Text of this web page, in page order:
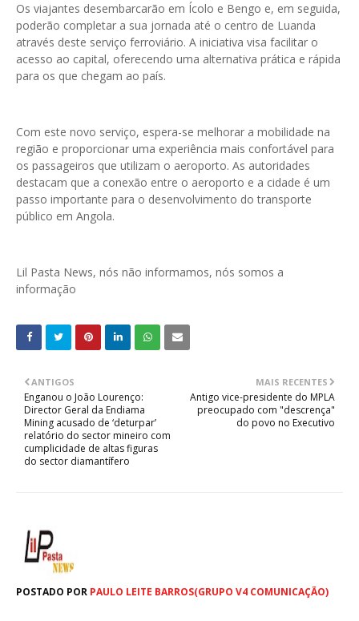
Os viajantes desembarcarão em Ícolo e Bengo e, em seguida,
poderão completar a sua jornada até o centro de Luanda
através deste serviço ferroviário. A iniciativa visa facilitar o
acesso ao capital, oferecendo uma alternativa prática e rápida
para os que chegam ao país.
Com este novo serviço, espera-se melhorar a mobilidade na
região e proporcionar uma experiência mais confortável para
os passageiros que utilizam o aeroporto. As autoridades
destacam que a conexão entre o aeroporto e a cidade é um
passo importante para o desenvolvimento do transporte
público em Angola.
Lil Pasta News, nós não informamos, nós somos a
informação
MAIS RECENTES
Antigo vice-presidente do MPLA
preocupado com "descrença"
do povo no Executivo
ANTIGOS
Enganou o João Lourenço:
Director Geral da Endiama
Mining acusado de ‘deturpar’
relatório do sector mineiro com
cumplicidade de altas figuras
do sector diamantífero
POSTADO POR PAULO LEITE BARROS(GRUPO V4 COMUNICAÇÃO)